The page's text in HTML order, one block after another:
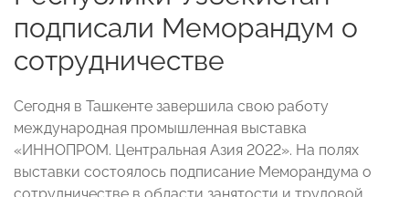
подписали Меморандум о
сотрудничестве
Сегодня в Ташкенте завершила свою работу
международная промышленная выставка
«ИННОПРОМ. Центральная Азия 2022». На полях
выставки состоялось подписание Меморандума о